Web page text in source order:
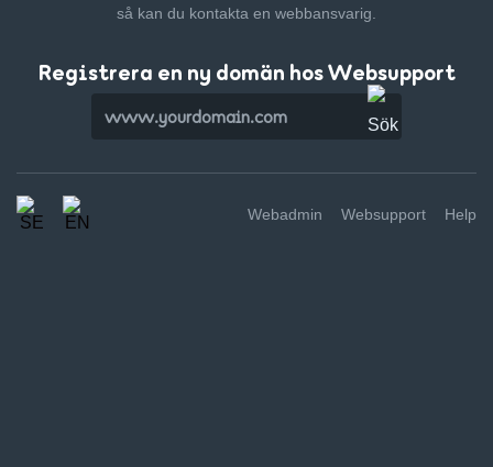
så kan du kontakta en webbansvarig.
Registrera en ny domän hos Websupport
Webadmin Websupport Help